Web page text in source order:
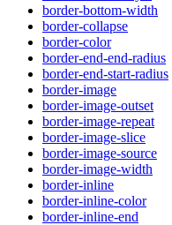
border-bottom-width
border-collapse
border-color
border-end-end-radius
border-end-start-radius
border-image
border-image-outset
border-image-repeat
border-image-slice
border-image-source
border-image-width
border-inline
border-inline-color
border-inline-end